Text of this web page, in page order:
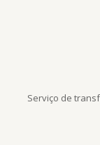
Serviço de